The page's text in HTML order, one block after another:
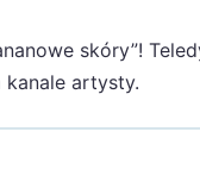
skóry”!
artysty.